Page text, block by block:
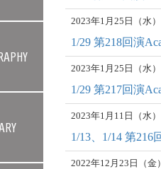
2023年1月25日（水）
1/29 第218回演
2023年1月25日（水）
1/29 第217回演
2023年1月11日（水）
1/13、1/14 第216
2022年12月23日（金）